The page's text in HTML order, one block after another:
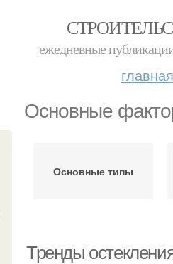
ежедневные
главная
Основные
Основные типы
Тренды